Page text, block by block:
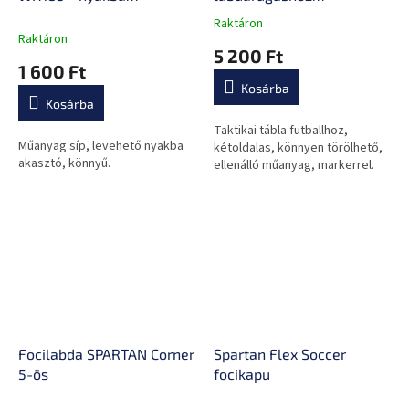
Raktáron
1 600 Ft
Kosárba
Műanyag síp, levehető nyakba
akasztó, könnyű.
inSPORTline SC71
A
átlagos
értékelése
0,0
csillag.
Raktáron
5 200 Ft
Kosárba
Taktikai tábla futballhoz,
kétoldalas, könnyen törölhető,
ellenálló műanyag, markerrel.
Focilabda SPARTAN Corner
5-ös
Spartan Flex Soccer
focikapu